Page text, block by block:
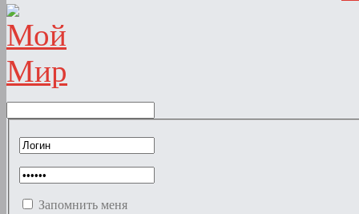
Запомнить меня